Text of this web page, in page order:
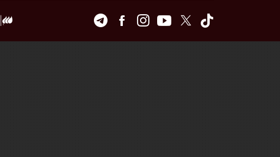
TelegramFacebookInstagramYoutubeTwitter